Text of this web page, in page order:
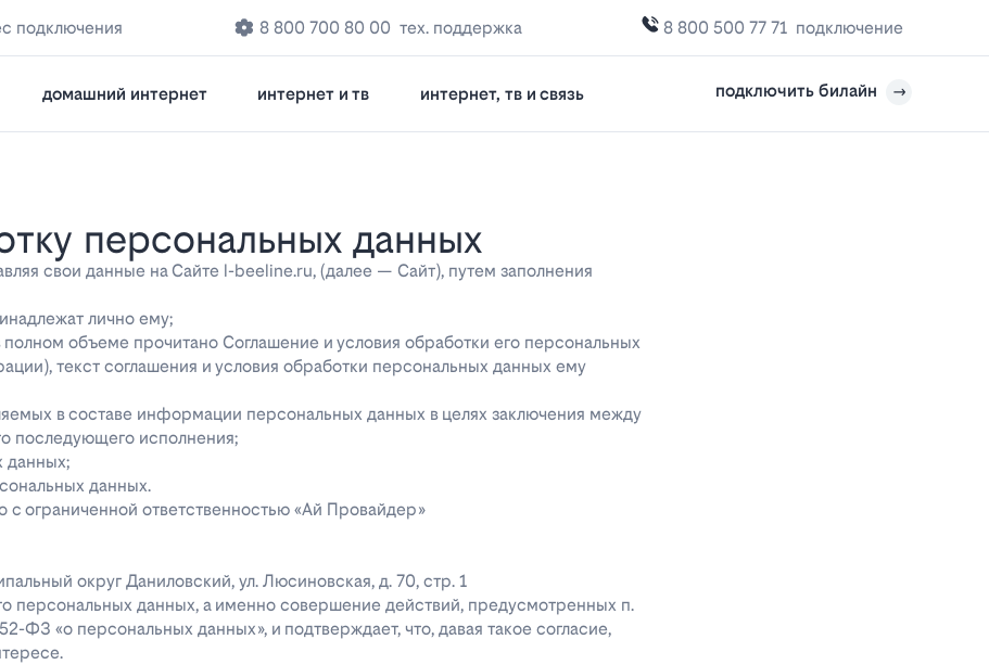
подключения 8 800 700 80 00 тех. поддержка 8 800 500 77 71 подключение
домашний интернет интернет и тв интернет, тв и связь подключить билайн
персональных данных
свои данные на Сайте l-beeline.ru, (далее — Сайт), путем заполнения
лично ему;
полном объеме прочитано Соглашение и условия обработки его персональных
текст соглашения и условия обработки персональных данных ему
в составе информации персональных данных в целях заключения между
последующего исполнения;
данных;
данных.
ограниченной ответственностью «Ай Провайдер»
округ Даниловский, ул. Люсиновская, д. 70, стр. 1
персональных данных, а именно совершение действий, предусмотренных п.
ФЗ «о персональных данных», и подтверждает, что, давая такое согласие,